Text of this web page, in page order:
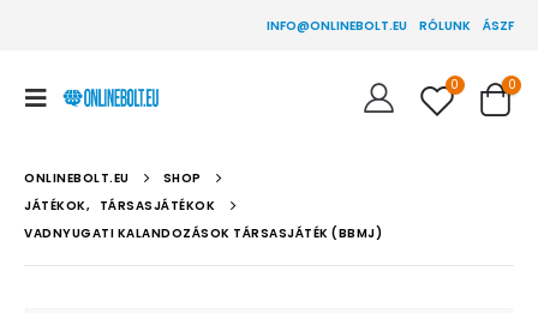
INFO@ONLINEBOLT.EU RÓLUNK ÁSZF
0 0
ONLINEBOLT.EU
SHOP
JÁTÉKOK,
TÁRSASJÁTÉKOK
VADNYUGATI KALANDOZÁSOK TÁRSASJÁTÉK (BBMJ)